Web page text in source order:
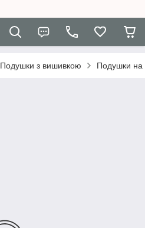
Подушки з вишивкою Подушки на